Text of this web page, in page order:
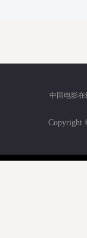
中国电影在
Copyright